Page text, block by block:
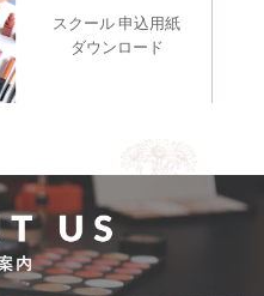
スクール 申込用紙
ダウンロード